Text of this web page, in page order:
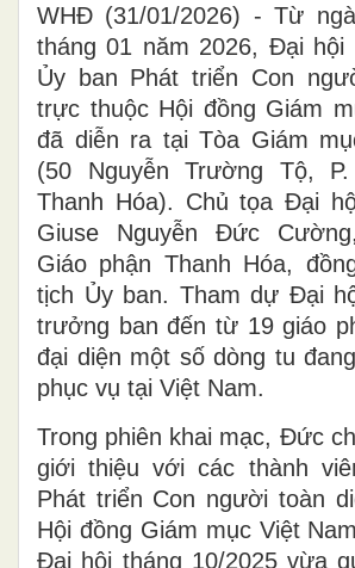
WHĐ (31/01/2026) - Từ
tháng 01 năm 2026, Đại
Ủy ban Phát triển Con
trực thuộc Hội đồng Giám
đã diễn ra tại Tòa Giám
(50 Nguyễn Trường Tộ,
Thanh Hóa). Chủ tọa Đại
Giuse Nguyễn Đức
Giáo phận Thanh Hóa,
tịch Ủy ban. Tham dự Đại
trưởng ban đến từ 19 giáo
đại diện một số dòng tu
phục vụ tại Việt Nam.
Trong phiên khai mạc, Đức
giới thiệu với các thành
Phát triển Con người toàn
Hội đồng Giám mục Việt
Đại hội tháng 10/2025 vừa